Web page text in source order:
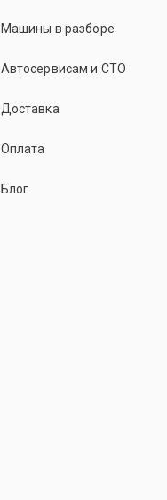
Машины в разборе
Автосервисам и СТО
Доставка
Оплата
Блог